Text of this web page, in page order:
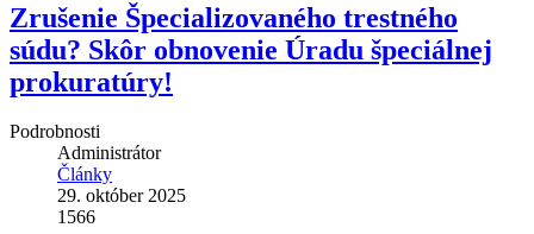
Zrušenie Špecializovaného trestného
súdu? Skôr obnovenie Úradu špeciálnej
prokuratúry!
Podrobnosti
Administrátor
Články
29. október 2025
1566